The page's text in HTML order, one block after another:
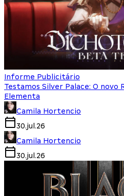
Informe Publicitário
Testamos Silver Palace: O novo
Elementa
Camila Hortencio
30.jul.26
Camila Hortencio
30.jul.26